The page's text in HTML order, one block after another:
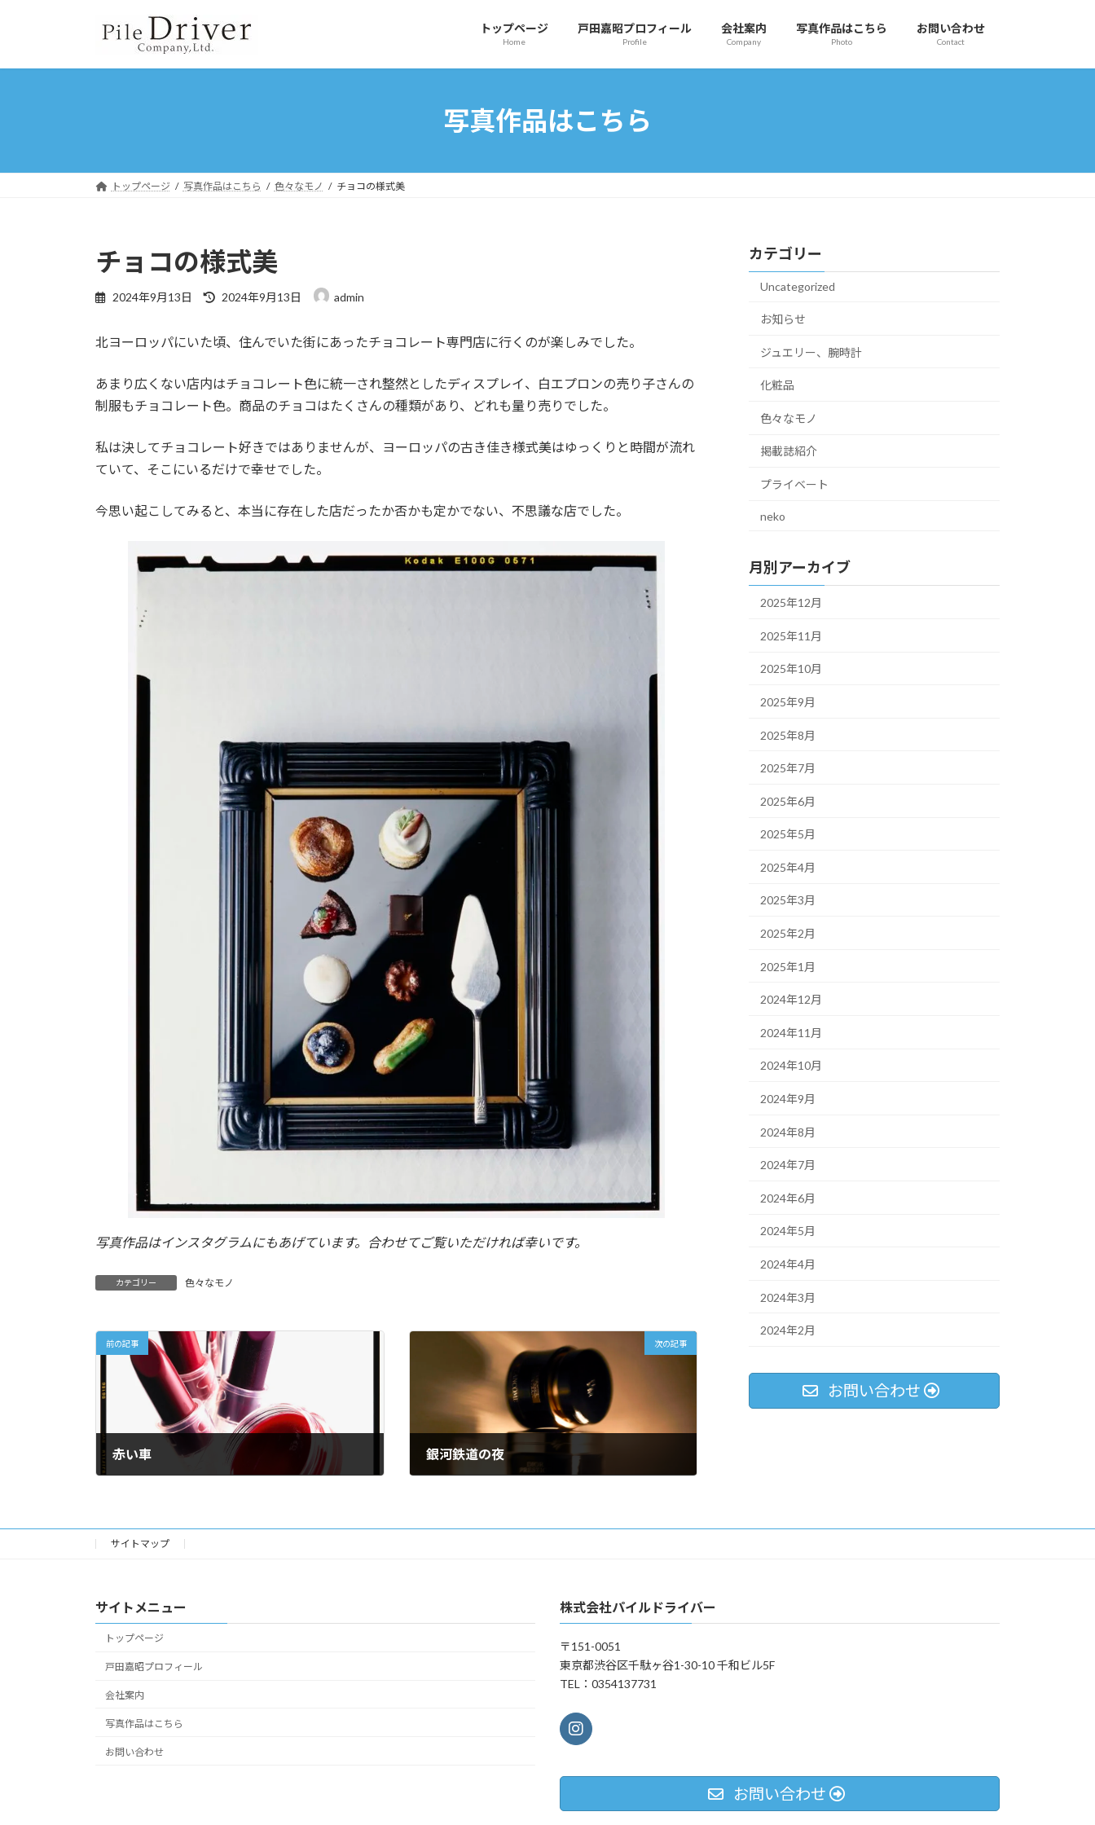
ン
ー
トップページ
Home
戸田嘉昭プロフィール
Profile
会社案内
Company
写真作品はこちら
Photo
お問い合わせ
Contact
写真作品はこちら
トップページ 写真作品はこちら 色々なモノ チョコの様式美
チョコの様式美
2024年9月13日
最
新
:
2024年9月13日 admin
北ヨーロッパにいた頃、住んでいた街にあったチョコレート専門店に行くのが楽しみでした。
あまり広くない店内はチョコレート色に統一され整然としたディスプレイ、白エプロンの売り子さんの
制服もチョコレート色。商品のチョコはたくさんの種類があり、どれも量り売りでした。
私は決してチョコレート好きではありませんが、ヨーロッパの古き佳き様式美はゆっくりと時間が流れ
ていて、そこにいるだけで幸せでした。
今思い起こしてみると、本当に存在した店だったか否かも定かでない、不思議な店でした。
写真作品はインスタグラムにもあげています。合わせてご覧いただければ幸いです。
カテゴリー 色々なモノ
前の記事
赤い車
次の記事
銀河鉄道の夜
カテゴリー
Uncategorized
お知らせ
ジュエリー、腕時計
化粧品
色々なモノ
掲載誌紹介
プライベート
neko
月別アーカイブ
2025年12月
2025年11月
2025年10月
2025年9月
2025年8月
2025年7月
2025年6月
2025年5月
2025年4月
2025年3月
2025年2月
2025年1月
2024年12月
2024年11月
2024年10月
2024年9月
2024年8月
2024年7月
2024年6月
2024年5月
2024年4月
2024年3月
2024年2月
お問い合わせ
サイトマップ
サイトメニュー
トップページ
戸田嘉昭プロフィール
会社案内
写真作品はこちら
お問い合わせ
株式会社パイルドライバー
〒151-0051
東京都渋谷区千駄ヶ谷1-30-10 千和ビル5F
TEL：0354137731
お問い合わせ